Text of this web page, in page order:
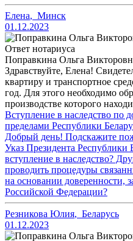
Елена, Минск
01.12.2023
Ответ нотариуса
Поправкина Ольга
Здравствуйте, Елена!
квартиру и транспортное
год. Для этого необходимо
производстве которого
Вступление в наследство по
пределами Республики
Добрый день! Подскажите
Указ Президента Республики
вступление в наследство?
проводить процедуры
на основании доверенности,
Российской Федерации?
Резникова Юлия, Беларусь
01.12.2023